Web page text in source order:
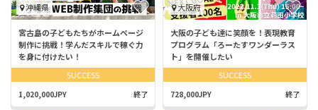
沖縄県
宮古島の子どもたちがホームページ
制作に挑戦！学んだスキルで稼ぐ力
を身に付けたい！
SUCCESS
1,020,000JPY 終了
大阪府
大阪の子ども達に笑顔を！表現教育
プログラム「ろーたすワンダーラス
ト」を開催したい
SUCCESS
728,000JPY 終了